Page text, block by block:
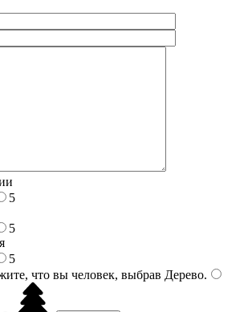
5
5
5
что вы человек, выбрав Дерево.